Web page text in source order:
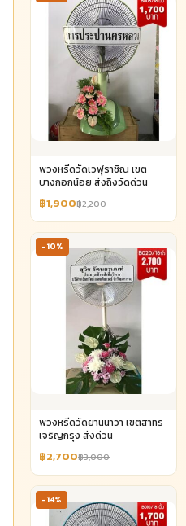
พวงหรีดวัดเวฬุราชิณ เขต
บางกอกน้อย ส่งถึงวัดด่วน
฿1,900฿2,200
-10%
พวงหรีดวัดยานนาวา เขตสาทร
เจริญกรุง ส่งด่วน
฿2,700฿3,000
-14%